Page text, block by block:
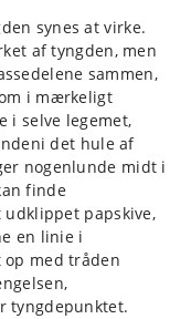
synes at virke.
af tyngden, men
sammen,
i mærkeligt
i selve legemet,
det hule af
nogenlunde midt i
finde
papskive,
en linie i
med tråden
tyngdepunktet.